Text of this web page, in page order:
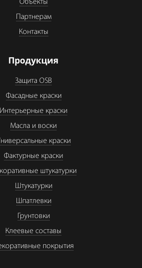
Объекты
Партнерам
Контакты
Продукция
Защита OSB
Фасадные краски
Интерьерные краски
Масла и воски
краски
Фактурные краски
штукатурки
Штукатурки
Шпатлевки
Грунтовки
Клеевые составы
покрытия